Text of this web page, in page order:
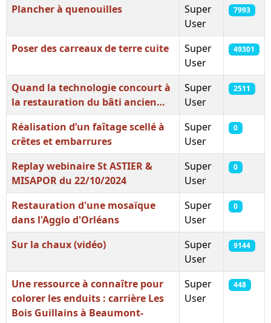
Plancher à quenouilles
Super
User
7993
Poser des carreaux de terre cuite
Super
User
49301
Quand la technologie concourt à
la restauration du bâti ancien…
Super
User
2511
Réalisation d’un faîtage scellé à
crêtes et embarrures
Super
User
0
Replay webinaire St ASTIER &
MISAPOR du 22/10/2024
Super
User
0
Restauration d'une mosaïque
dans l'Agglo d'Orléans
Super
User
0
Sur la chaux (vidéo)
Super
User
9144
Une ressource à connaître pour
colorer les enduits : carrière Les
Bois Guillains à Beaumont-
Super
User
448